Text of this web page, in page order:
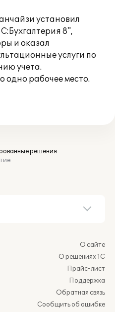
установил
8",
и оказал
услуги по
учета.
одно рабочее место.
решения
О сайте
О решениях 1С
Прайс-лист
Поддержка
Обратная связь
Сообщить об ошибке